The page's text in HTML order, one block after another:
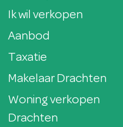
Ik wil verkopen
Aanbod
Taxatie
Makelaar Drachten
Woning verkopen
Drachten